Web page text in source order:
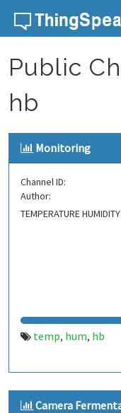
Skip to content
Public
hb
Monitoring
Channel ID:
Author:
TEMPERATURE
temp, hum, hb
Camera